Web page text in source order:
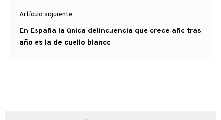
Artículo siguiente
Artículo
siguiente:
En España la única delincuencia que crece año tras
año es la de cuello blanco